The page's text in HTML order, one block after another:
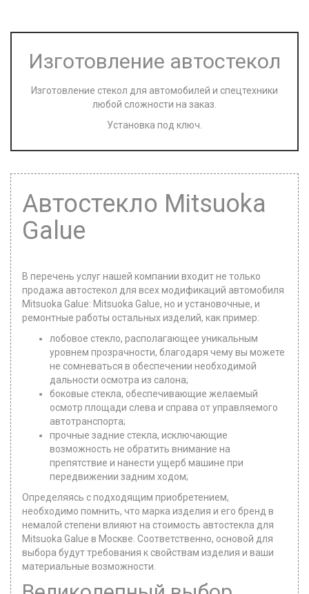
Изготовление автостекол
Изготовление стекол для автомобилей и спецтехники
любой сложности на заказ.
Установка под ключ.
Автостекло Mitsuoka
Galue
В перечень услуг нашей компании входит не только
продажа автостекол для всех модификаций автомобиля
Mitsuoka Galue: Mitsuoka Galue, но и установочные, и
ремонтные работы остальных изделий, как пример:
лобовое стекло, располагающее уникальным
уровнем прозрачности, благодаря чему вы можете
не сомневаться в обеспечении необходимой
дальности осмотра из салона;
боковые стекла, обеспечивающие желаемый
осмотр площади слева и справа от управляемого
автотранспорта;
прочные задние стекла, исключающие
возможность не обратить внимание на
препятствие и нанести ущерб машине при
передвижении задним ходом;
Определяясь с подходящим приобретением,
необходимо помнить, что марка изделия и его бренд в
немалой степени влияют на стоимость автостекла для
Mitsuoka Galue в Москве. Соответственно, основой для
выбора будут требования к свойствам изделия и ваши
материальные возможности.